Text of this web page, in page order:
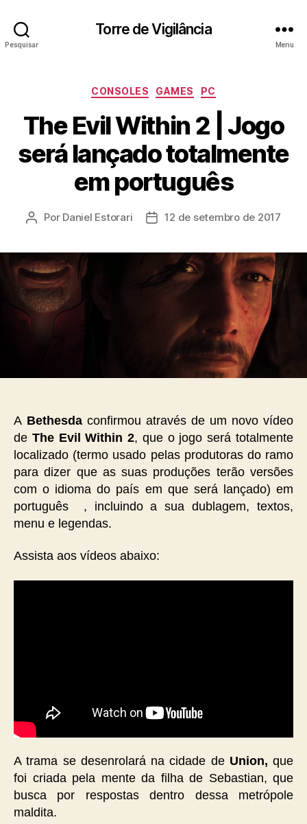
Pesquisar
Torre de Vigilância
Menu
Categorias
CONSOLES GAMES PC
The Evil Within 2 | Jogo
será lançado totalmente
em português
Autor
Por Daniel Estorari
Data12 de setembro de 2017
A Bethesda confirmou através de um novo vídeo
de The Evil Within 2, que o jogo será totalmente
localizado (termo usado pelas produtoras do ramo
para dizer que as suas produções terão versões
com o idioma do país em que será lançado) em
português , incluindo a sua dublagem, textos,
menu e legendas.
Assista aos vídeos abaixo:
A trama se desenrolará na cidade de Union, que
foi criada pela mente da filha de Sebastian, que
busca por respostas dentro dessa metrópole
maldita.